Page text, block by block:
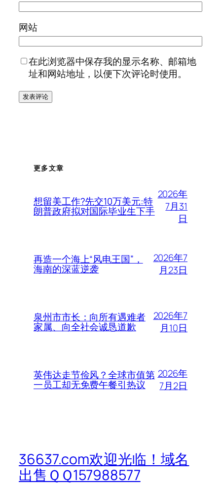
网站
在此浏览器中保存我的显示名称、邮箱地
址和网站地址，以便下次评论时使用。
更多文章
想留美工作?先交10万美元:特
朗普政府拟对国际毕业生下手
2026年
7月31
日
再造一个海上“风电王国”，
海南的深蓝逆袭
2026年7
月23日
泉州市市长：向所有遇难者
家属、向全社会诚恳道歉
2026年7
月10日
英伟达走节俭风？全球市值第
一员工却无免费午餐引热议
2026年
7月2日
36637.com欢迎光临！域名
出售ＱＱ157988577